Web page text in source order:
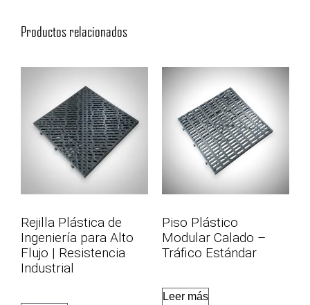
Productos relacionados
Rejilla Plástica de
Ingeniería para Alto
Flujo | Resistencia
Industrial
Piso Plástico
Modular Calado –
Tráfico Estándar
Leer más